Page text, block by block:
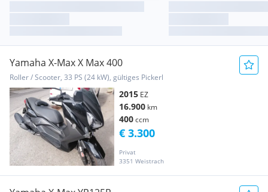
Yamaha X-Max X Max 400
Roller / Scooter, 33 PS (24 kW), gültiges Pickerl
2015 EZ
16.900 km
400ccm
Privat
3351 Weistrach
€ 3.300